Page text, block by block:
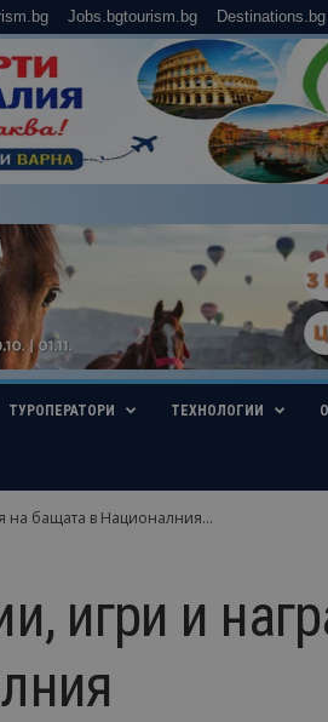
Jobs.bgtourism.bg Destinations.bg
ТУРОПЕРАТОРИ ТЕХНОЛОГИИ
на бащата в Националния...
игри и